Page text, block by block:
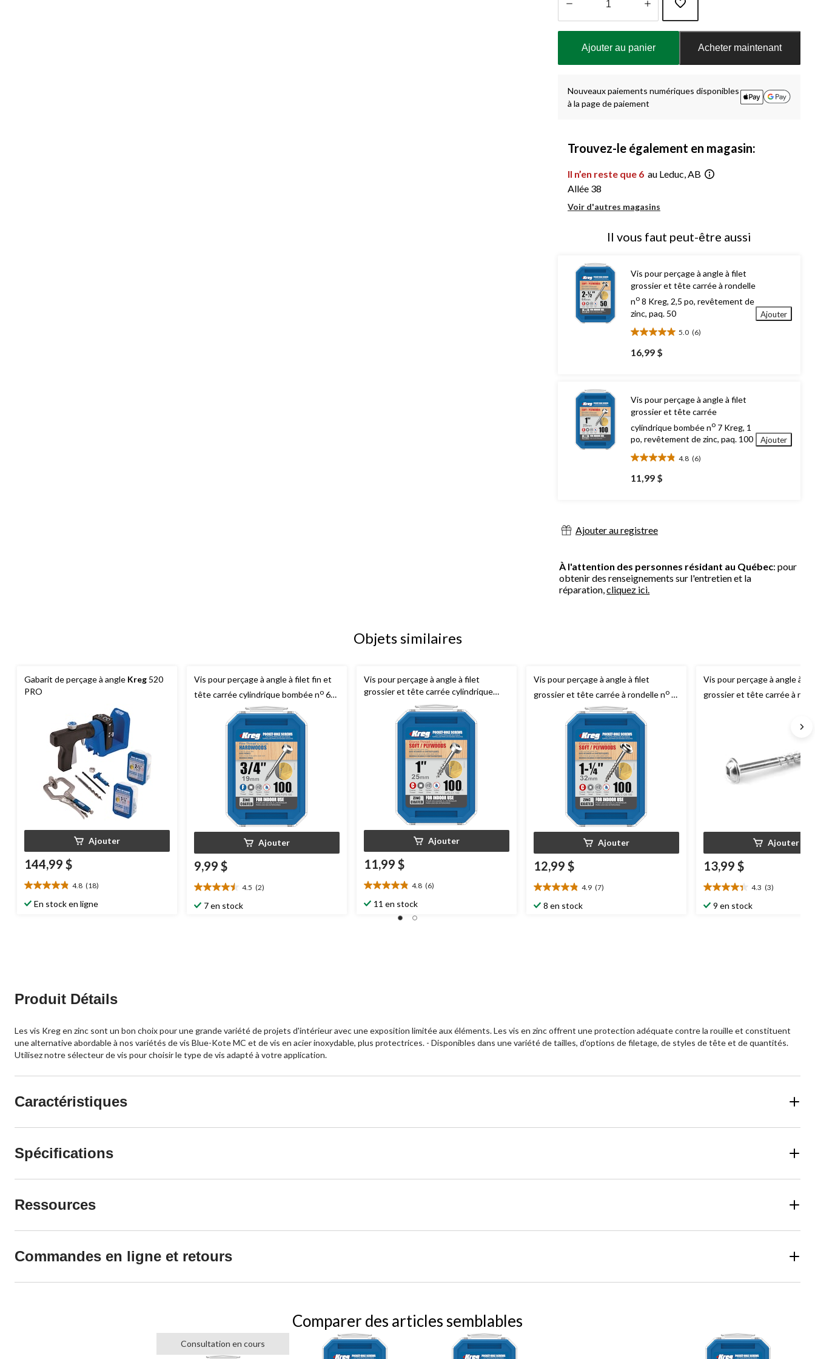
Ajouter au panier Acheter maintenant
Nouveaux paiements numériques disponibles
à la page de paiement
Trouvez-le également en magasin:
Il n’en reste que 6 au Leduc, AB
Allée 38
Voir d'autres magasins
Il vous faut peut-être aussi
Vis pour perçage à angle à filet
grossier et tête carrée à rondelle
no 8 Kreg, 2,5 po, revêtement de
zinc, paq. 50
5.0 (6)
5.0
étoile(s)
sur
évaluations
16,99 $
Ajouter
Vis pour perçage à angle à filet
grossier et tête carrée
cylindrique bombée no 7 Kreg, 1
po, revêtement de zinc, paq. 100
4.8 (6)
4.8
étoile(s)
sur
11,99 $
Ajouter
Ajouter au registree
À l'attention des personnes résidant au Québec: pour
obtenir des renseignements sur l'entretien et la
réparation,cliquez ici.
Objets similaires
Gabarit de perçage à angle Kreg 520
PRO
Ajouter
144,99 $
4.8 (18)
4.8
étoile(s)
En stock en ligne
Vis pour perçage à angle à filet fin et
tête carrée cylindrique bombée no 6
, 3/4 po, revêtement de zinc, paq.
Ajouter
9,99 $
4.5 (2)
4.5
étoile(s)
7 en stock
Vis pour perçage à angle à filet
grossier et tête carrée cylindrique
Kreg, 1 po, revêtement
de zinc, paq. 100
Ajouter
11,99 $
4.8 (6)
4.8
étoile(s)
11 en stock
Vis pour perçage à angle à filet
grossier et tête carrée à rondelle no 8
, 1-1/4 po, revêtement de zinc,
Ajouter
12,99 $
4.9 (7)
4.9
étoile(s)
8 en stock
Vis pour perçage à angle à
grossier et tête carrée à
Ajouter
13,99 $
4.3 (3)
4.3
étoile(s)
9 en stock
Produit Détails
Les vis Kreg en zinc sont un bon choix pour une grande variété de projets d'intérieur avec une exposition limitée aux éléments. Les vis en zinc offrent une protection adéquate contre la rouille et constituent
une alternative abordable à nos variétés de vis Blue-Kote MC et de vis en acier inoxydable, plus protectrices. - Disponibles dans une variété de tailles, d'options de filetage, de styles de tête et de quantités.
Utilisez notre sélecteur de vis pour choisir le type de vis adapté à votre application.
Caractéristiques
Spécifications
Ressources
Commandes en ligne et retours
Comparer des articles semblables
Consultation en cours